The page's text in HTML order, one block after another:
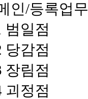
인/등록업무
범일점
당감점
장림점
괴정점